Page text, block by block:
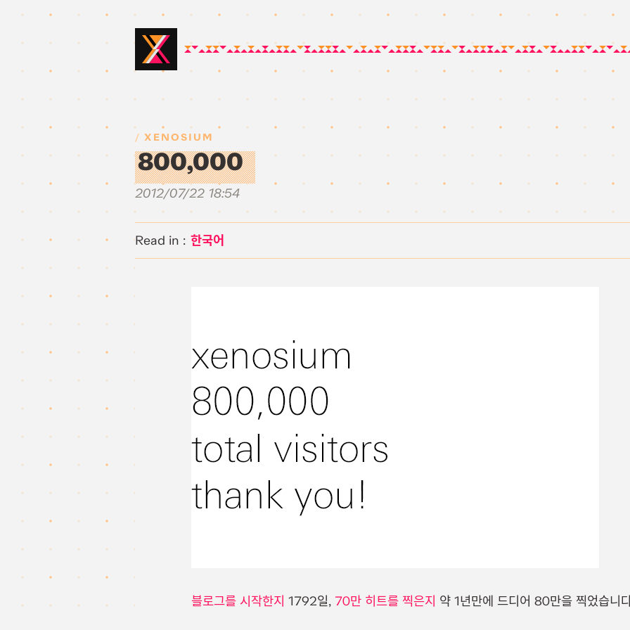
XENOSIUM
800,000
2012/07/22 18:54
한국어
블로그를 시작한지 1792일, 70만 히트를 찍은지 약 1년만에 드디어 80만을 찍었습니